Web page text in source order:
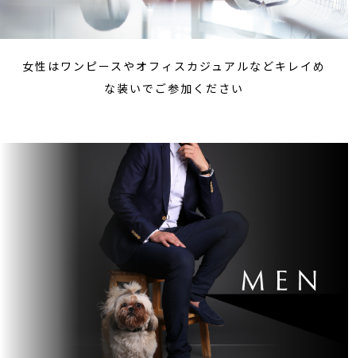
女性はワンピースやオフィスカジュアルなどキレイめ
な装いでご参加ください